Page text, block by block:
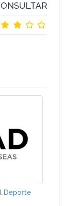
Deporte